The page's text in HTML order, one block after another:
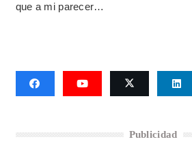
que a mi parecer…
Publicidad